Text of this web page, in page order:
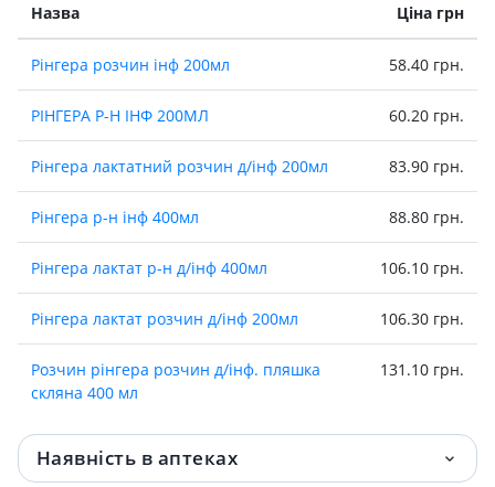
Назва Ціна грн
Рiнгера розчин iнф 200мл 58.40 грн.
РІНГЕРА Р-Н ІНФ 200МЛ 60.20 грн.
Рiнгера лактатний розчин д/iнф 200мл 83.90 грн.
Рiнгера р-н iнф 400мл 88.80 грн.
Рiнгера лактат р-н д/iнф 400мл 106.10 грн.
Рiнгера лактат розчин д/iнф 200мл 106.30 грн.
Розчин рiнгера розчин д/iнф. пляшка
скляна 400 мл
131.10 грн.
Наявність в аптеках